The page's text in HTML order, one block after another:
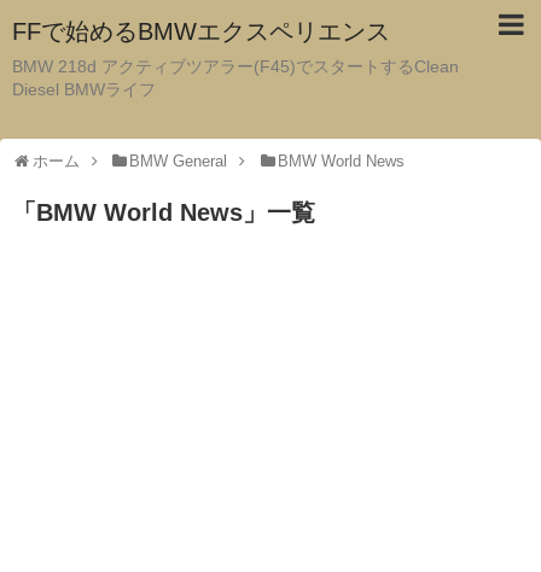
FFで始めるBMWエクスペリエンス
BMW 218d アクティブツアラー(F45)でスタートするClean
Diesel BMWライフ
ホーム BMW General BMW World News
「 BMW World News 」 一覧